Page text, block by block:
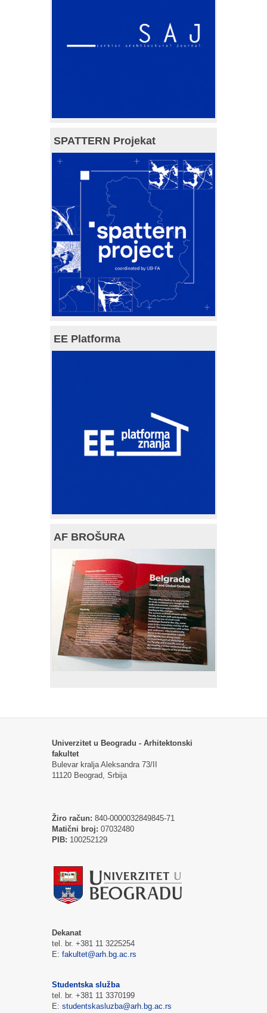
SPATTERN Projekat
EE Platforma
AF BROŠURA
Univerzitet u Beogradu - Arhitektonski
fakultet
Bulevar kralja Aleksandra 73/II
11120 Beograd, Srbija
Žiro račun: 840-0000032849845-71
Matični broj: 07032480
PIB: 100252129
Dekanat
tel. br. +381 11 3225254
E: fakultet@arh.bg.ac.rs
Studentska služba
tel. br. +381 11 3370199
E: studentskasluzba@arh.bg.ac.rs